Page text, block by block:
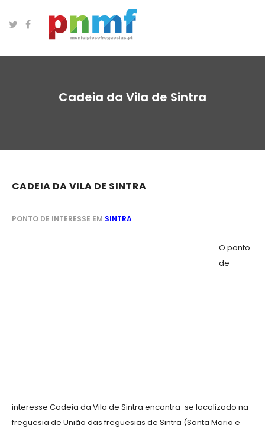
Cadeia da Vila de Sintra
CADEIA DA VILA DE SINTRA
PONTO DE INTERESSE EM SINTRA
O ponto
de
interesse Cadeia da Vila de Sintra encontra-se localizado na
freguesia de União das freguesias de Sintra (Santa Maria e